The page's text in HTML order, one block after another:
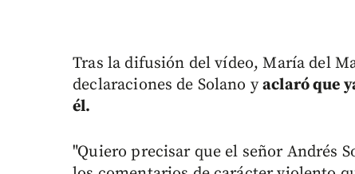
Tras la difusión del vídeo, María del
declaraciones de Solano yaclaró que
él.
"Quiero precisar que el señor Andrés